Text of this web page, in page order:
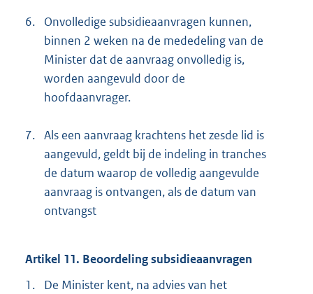
6.
Onvolledige subsidieaanvragen kunnen,
binnen 2 weken na de mededeling van de
Minister dat de aanvraag onvolledig is,
worden aangevuld door de
hoofdaanvrager.
7. Als een aanvraag krachtens het zesde lid is
aangevuld, geldt bij de indeling in tranches
de datum waarop de volledig aangevulde
aanvraag is ontvangen, als de datum van
ontvangst
Artikel 11. Beoordeling subsidieaanvragen
1.
De Minister kent, na advies van het